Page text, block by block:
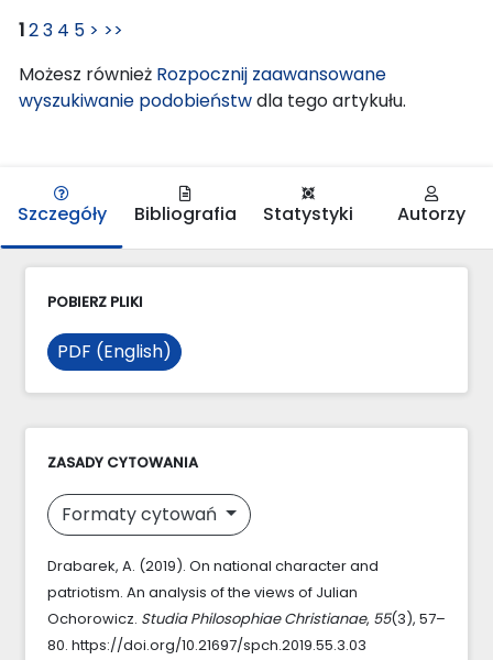
123 4 5 > >>
Możesz również Rozpocznij zaawansowane
wyszukiwanie podobieństwdla tego artykułu.
Szczegóły Bibliografia Statystyki Autorzy
POBIERZ PLIKI
PDF (English)
ZASADY CYTOWANIA
Formaty cytowań
Drabarek, A. (2019). On national character and
patriotism. An analysis of the views of Julian
Ochorowicz. Studia Philosophiae Christianae, 55(3), 57–
80. https://doi.org/10.21697/spch.2019.55.3.03